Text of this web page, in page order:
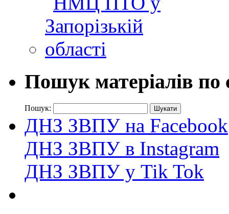
Пошук матеріалів по
Пошук:
ДНЗ ЗВПУ на Facebook
ДНЗ ЗВПУ в Instagram
ДНЗ ЗВПУ у Tik Tok